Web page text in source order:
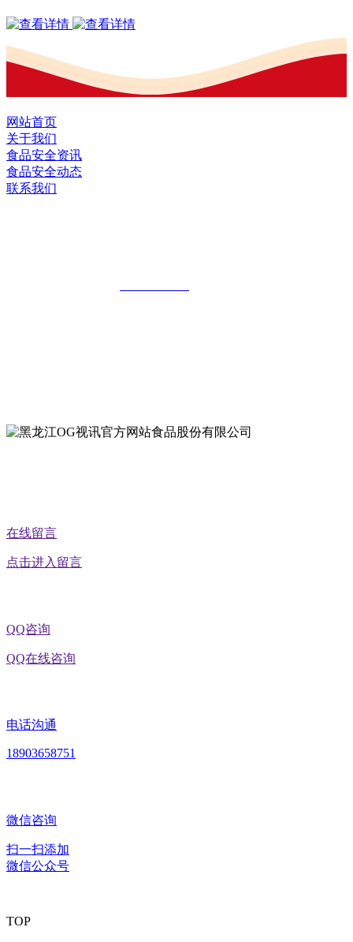
网站首页
关于我们
食品安全资讯
食品安全动态
联系我们
在线留言
点击进入留言
QQ咨询
QQ在线咨询
电话沟通
18903658751
微信咨询
扫一扫添加
微信公众号
TOP